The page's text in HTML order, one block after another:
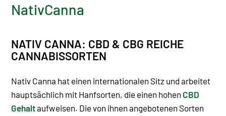
NativCanna
NATIV CANNA: CBD & CBG REICHE
CANNABISSORTEN
Nativ Canna hat einen internationalen Sitz und arbeitet
hauptsächlich mit Hanfsorten, die einen hohen CBD
Gehaltaufweisen. Die von ihnen angebotenen Sorten